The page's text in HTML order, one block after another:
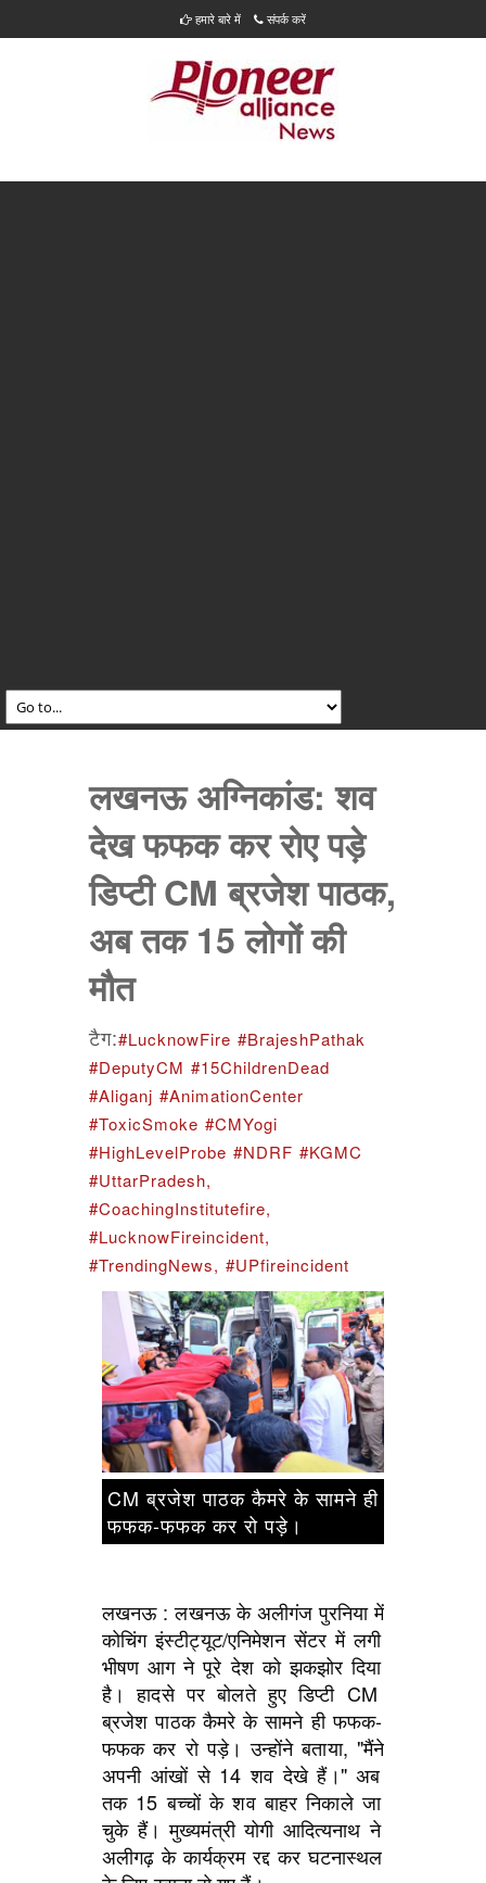
हमारे बारे में संपर्क करें
लखनऊ अग्निकांड: शव
देख फफक कर रोए पड़े
डिप्टी CM ब्रजेश पाठक,
अब तक 15 लोगों की
मौत
टैग:#LucknowFire #BrajeshPathak
#DeputyCM #15ChildrenDead
#Aliganj #AnimationCenter
#ToxicSmoke #CMYogi
#HighLevelProbe #NDRF #KGMC
#UttarPradesh,
#CoachingInstitutefire,
#LucknowFireincident,
#TrendingNews, #UPfireincident
CM ब्रजेश पाठक कैमरे के सामने ही
फफक-फफक कर रो पड़े।
लखनऊ :लखनऊकेअलीगंजपुरनियामें
कोचिंगइंस्टीट्यूट/एनिमेशनसेंटर मेंलगी
भीषणआगनेपूरे देशकोझकझोर दिया
है। हादसेपर बोलतेहुए डिप्टीCM
ब्रजेश पाठककैमरे केसामनेहीफफक-
फफककर रोपड़े। उन्होंनेबताया, "मैंने
अपनीआंखोंसे14 शव देखेहैं।"अब
तक15 बच्चोंकेशवबाहर निकालेजा
चुकेहैं। मुख्यमंत्रीयोगीआदित्यनाथ ने
अलीगढ़ केकार्यक्रमरद्द कर घटनास्थल